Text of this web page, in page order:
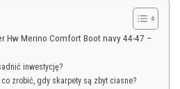
Hw Merino Comfort Boot navy 44-47 –
inwestycję?
zrobić, gdy skarpety są zbyt ciasne?